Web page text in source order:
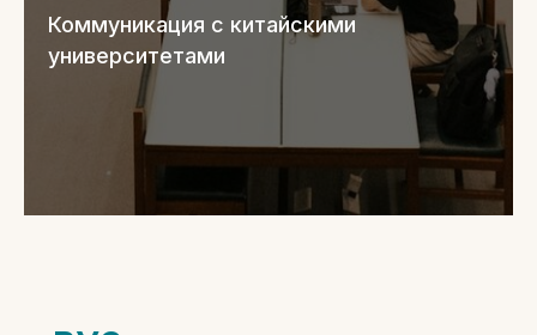
Коммуникация с китайскими
университетами